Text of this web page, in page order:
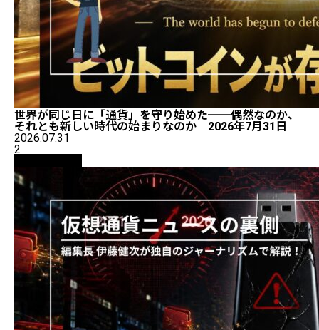
世界が同じ日に「通貨」を守り始めた──偶然なのか、
それとも新しい時代の始まりなのか 2026年7月31日
2026.07.31
2